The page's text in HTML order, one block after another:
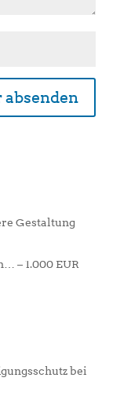
Gestaltung
– 1.000 EUR
bei